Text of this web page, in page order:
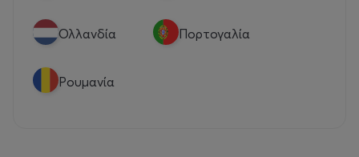
Ολλανδία Πορτογαλία
Ρουμανία